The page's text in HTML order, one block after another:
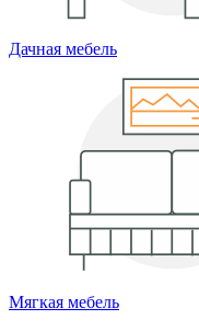
Дачная мебель
Мягкая мебель